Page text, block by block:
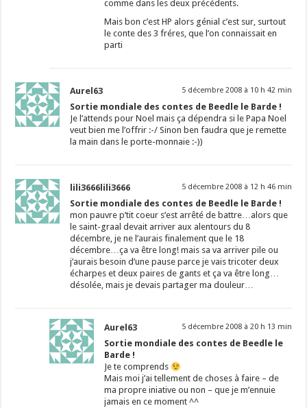
comme dans les deux précédents.
Mais bon c’est HP alors génial c’est sur, surtout
le conte des 3 fréres, que l’on connaissait en
parti
Aurel63 5 décembre 2008 à 10 h 42 min
Sortie mondiale des contes de Beedle le Barde !
Je l’attends pour Noel mais ça dépendra si le Papa Noel
veut bien me l’offrir :-/ Sinon ben faudra que je remette
la main dans le porte-monnaie :-))
lili3666lili3666 5 décembre 2008 à 12 h 46 min
Sortie mondiale des contes de Beedle le Barde !
mon pauvre p’tit coeur s’est arrêté de battre…alors que
le saint-graal devait arriver aux alentours du 8
décembre, je ne l’aurais finalement que le 18
décembre…ça va être long! mais sa va arriver pile ou
j’aurais besoin d’une pause parce je vais tricoter deux
écharpes et deux paires de gants et ça va être long…
désolée, mais je devais partager ma douleur…
Aurel63 5 décembre 2008 à 20 h 13 min
Sortie mondiale des contes de Beedle le
Barde !
Je te comprends
Mais moi j’ai tellement de choses à faire – de
ma propre iniative ou non – que je m’ennuie
jamais en ce moment ^^